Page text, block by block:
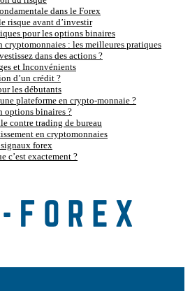
dans le Forex
risque avant d’investir
pour les options binaires
cryptomonnaies : les meilleures pratiques
dans des actions ?
et Inconvénients
d’un crédit ?
les débutants
plateforme en crypto-monnaie ?
options binaires ?
contre trading de bureau
en cryptomonnaies
forex
c’est exactement ?